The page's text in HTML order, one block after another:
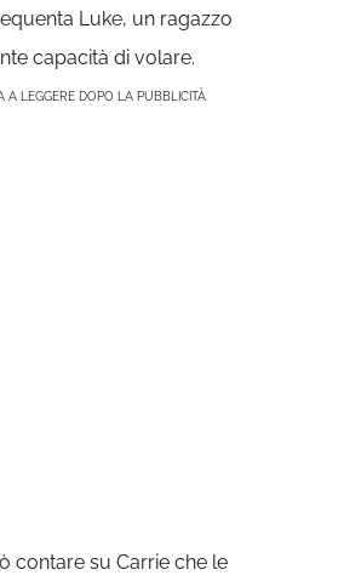
Luke, un ragazzo
capacità di volare.
A LEGGERE DOPO LA PUBBLICITÀ
contare su Carrie che le